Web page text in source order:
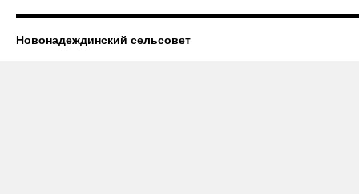
Новонадеждинский сельсовет